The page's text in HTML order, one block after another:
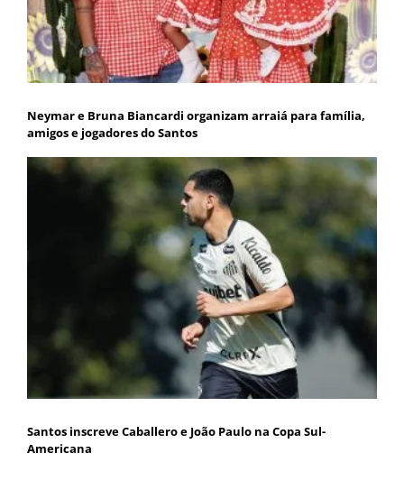
Neymar e Bruna Biancardi organizam arraiá para família,
amigos e jogadores do Santos
Santos inscreve Caballero e João Paulo na Copa Sul-
Americana